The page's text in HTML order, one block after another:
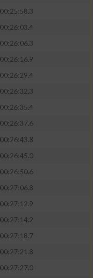
00:25:58.3
00:26:03.4
00:26:06.3
00:26:16.9
00:26:29.4
00:26:32.3
00:26:35.4
00:26:37.6
00:26:43.8
00:26:45.0
00:26:50.6
00:27:06.8
00:27:12.9
00:27:14.2
00:27:18.7
00:27:21.8
00:27:27.0